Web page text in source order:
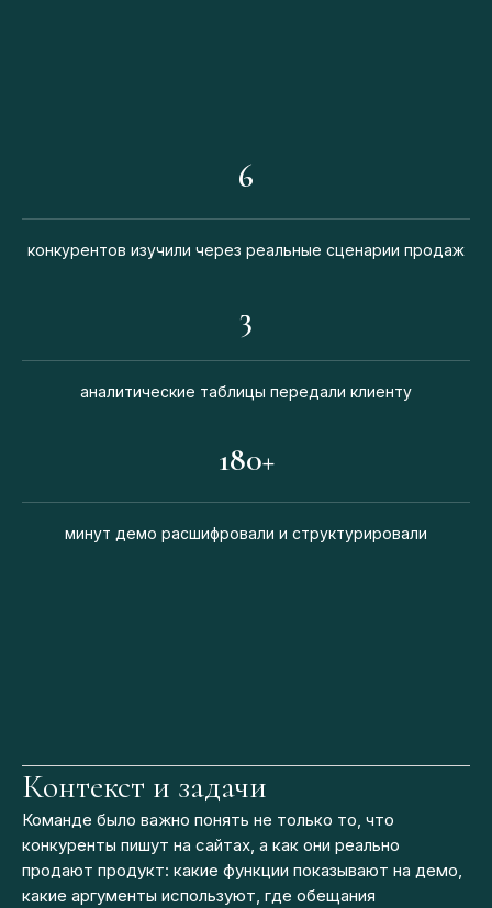
6
конкурентов изучили через реальные сценарии продаж
3
аналитические таблицы передали клиенту
180+
минут демо расшифровали и структурировали
Контекст и задачи
Команде было важно понять не только то, что
конкуренты пишут на сайтах, а как они реально
продают продукт: какие функции показывают на демо,
какие аргументы используют, где обещания